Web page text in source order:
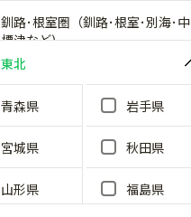
釧路･根室圏（釧路･根室･別海･中
標津など)
東北
青森県 岩手県
宮城県 秋田県
山形県 福島県